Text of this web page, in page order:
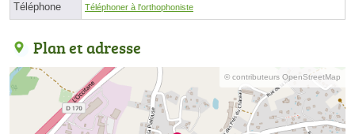
Téléphone Téléphoner à l'orthophoniste
Plan et adresse
© contributeurs OpenStreetMap